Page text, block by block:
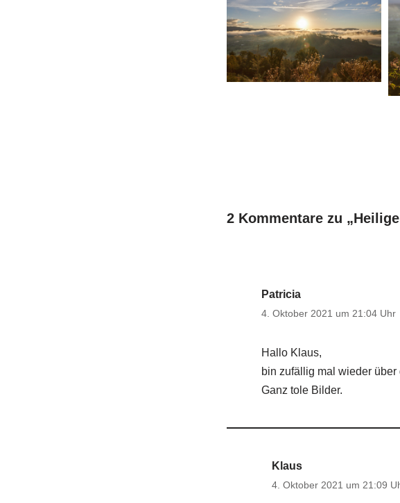
2 Kommentare zu
Patricia
4. Oktober 2021 um 21:04 Uhr
Hallo Klaus,
bin zufällig mal wieder
Ganz tole Bilder.
Klaus
4. Oktober 2021 um 21:09